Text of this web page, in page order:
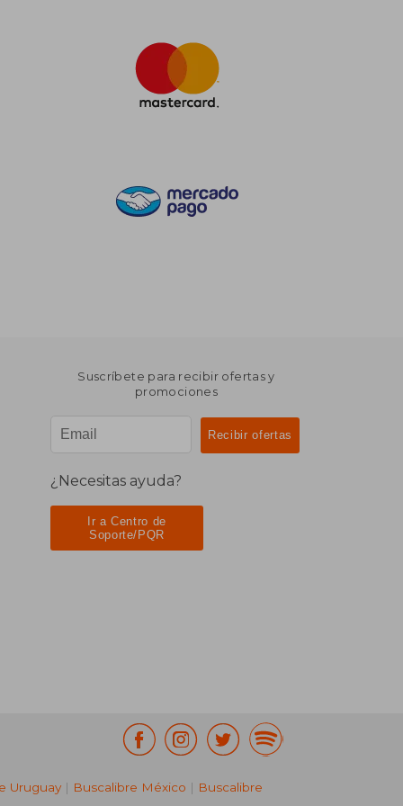
Suscríbete para recibir ofertas y
promociones
¿Necesitas ayuda?
Ir a Centro de
Soporte/PQR
Uruguay | Buscalibre México | Buscalibre